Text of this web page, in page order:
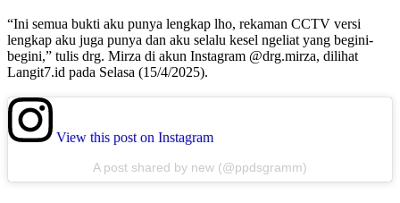
“Ini semua bukti aku punya lengkap lho, rekaman CCTV versi
lengkap aku juga punya dan aku selalu kesel ngeliat yang begini-
begini,” tulis drg. Mirza di akun Instagram @drg.mirza, dilihat
Langit7.id pada Selasa (15/4/2025).
View this post on Instagram
A post shared by new (@ppdsgramm)